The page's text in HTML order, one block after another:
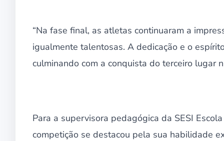
“Na fase final, as atletas continuaram a
igualmente talentosas. A dedicação e o
culminando com a conquista do terceiro lugar
Para a supervisora pedagógica da SESI
competição se destacou pela sua habilidade